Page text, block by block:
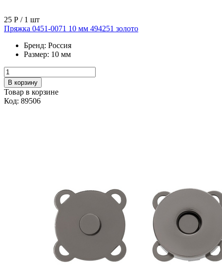
25 Р / 1 шт
Пряжка 0451-0071 10 мм 494251 золото
Бренд: Россия
Размер: 10 мм
В корзину
Товар в корзине
Код: 89506